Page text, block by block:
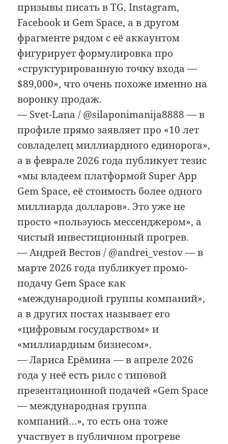
призывы писать в TG, Instagram,
Facebook и Gem Space, а в другом
фрагменте рядом с её аккаунтом
фигурирует формулировка про
«структурированную точку входа —
$89,000», что очень похоже именно на
воронку продаж.
— Svet-Lana / @silaponimanija8888 — в
профиле прямо заявляет про «10 лет
совладелец миллиардного единорога»,
а в феврале 2026 года публикует тезис
«мы владеем платформой Super App
Gem Space, её стоимость более одного
миллиарда долларов». Это уже не
просто «пользуюсь мессенджером», а
чистый инвестиционный прогрев.
— Андрей Вестов / @andrei_vestov — в
марте 2026 года публикует промо-
подачу Gem Space как
«международной группы компаний»,
а в других постах называет его
«цифровым государством» и
«миллиардным бизнесом».
— Лариса Ерёмина — в апреле 2026
года у неё есть рилс с типовой
презентационной подачей «Gem Space
— международная группа
компаний…», то есть она тоже
участвует в публичном прогреве